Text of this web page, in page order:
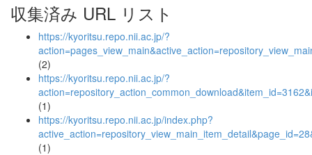
収集済み URL リスト
https://kyoritsu.repo.nii.ac.jp/?
(2)
https://kyoritsu.repo.nii.ac.jp/?
(1)
https://kyoritsu.repo.nii.ac.jp/index.php?
(1)